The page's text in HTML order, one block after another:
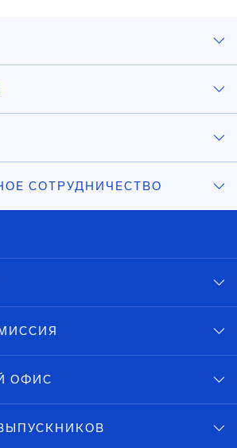
СОТРУДНИЧЕСТВО
ОФИС